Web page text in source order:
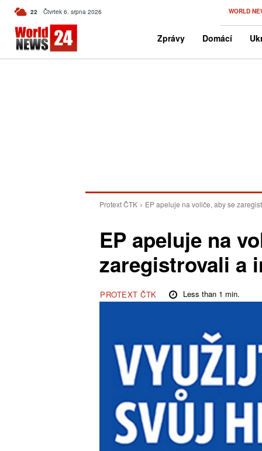
22 C Czech
Čtvrtek 6. srpna 2026 WORLD
Zprávy Domácí
Protext ČTK EP apeluje na voliče, aby se
EP apeluje na
zaregistrovali a
PROTEXT ČTK Less than 1 min.